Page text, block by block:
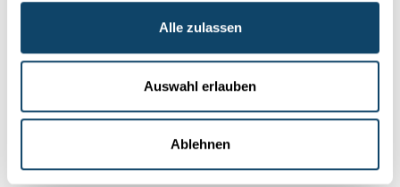
Alle zulassen
Auswahl erlauben
Ablehnen